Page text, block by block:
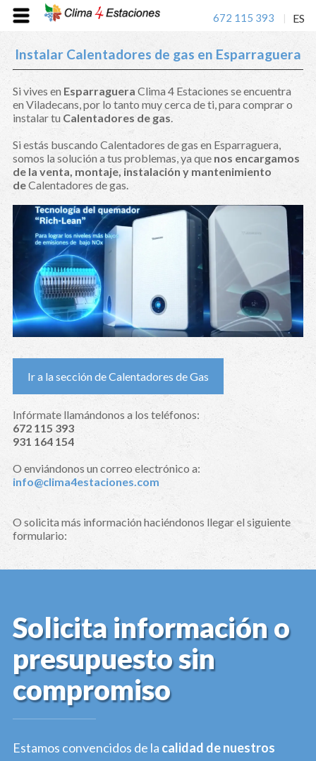
672 115 393 ES
Instalar Calentadores de gas en Esparraguera
Si vives en Esparraguera Clima 4 Estaciones se encuentra
en Viladecans, por lo tanto muy cerca de ti, para comprar o
instalar tu Calentadores de gas.
Si estás buscando Calentadores de gas en Esparraguera,
somos la solución a tus problemas, ya que nos encargamos
de la venta, montaje, instalación y mantenimiento
deCalentadores de gas.
Ir a la sección de Calentadores de Gas
Infórmate llamándonos a los teléfonos:
672 115 393
931 164 154
O enviándonos un correo electrónico a:
info@clima4estaciones.com
O solicita más información haciéndonos llegar el siguiente
formulario:
Solicita información o
presupuesto sin
compromiso
Estamos convencidos de la calidad de nuestros